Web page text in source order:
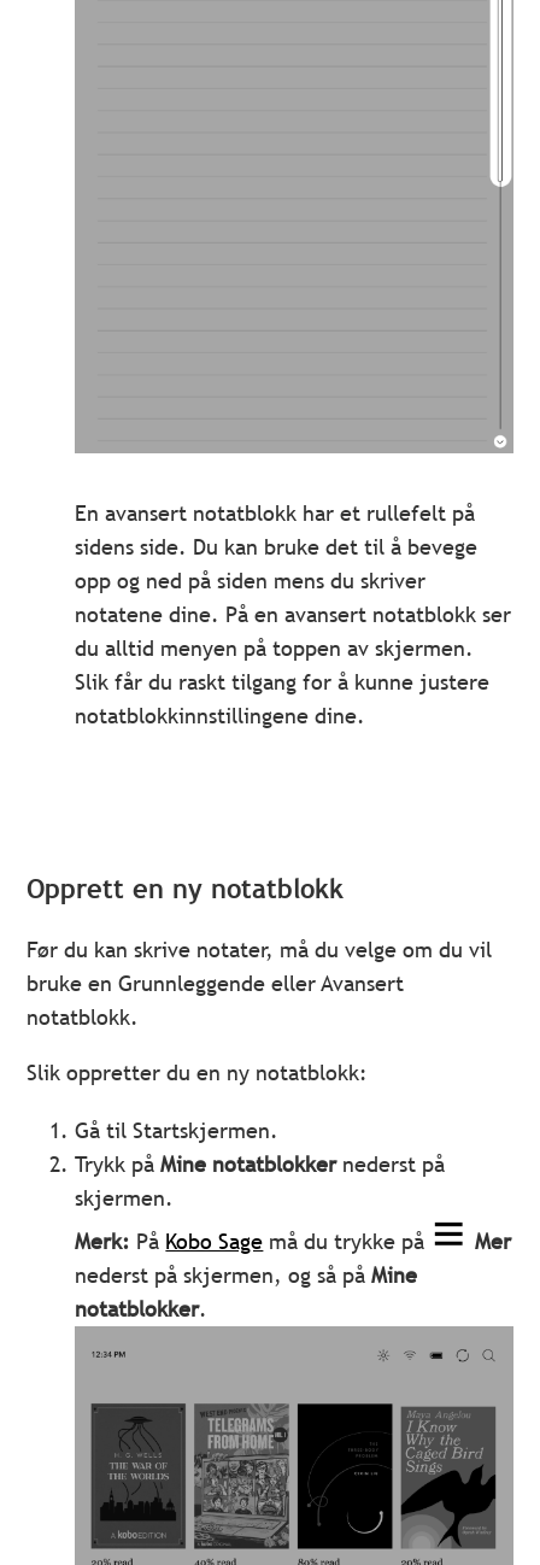
En avansert notatblokk har et rullefelt på
sidens side. Du kan bruke det til å bevege
opp og ned på siden mens du skriver
notatene dine. På en avansert notatblokk ser
du alltid menyen på toppen av skjermen.
Slik får du raskt tilgang for å kunne justere
notatblokkinnstillingene dine.
Opprett en ny notatblokk
Før du kan skrive notater, må du velge om du vil
bruke en Grunnleggende eller Avansert
notatblokk.
Slik oppretter du en ny notatblokk:
Gå til Startskjermen.
Trykk påMine notatblokkernederst på
skjermen.
Merk: På Kobo Sage må du trykke på
Mer
nederst på skjermen, og så påMine
notatblokker.